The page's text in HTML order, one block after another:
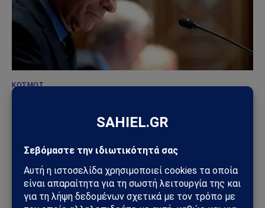
ΚΌΣΜΟΣ
υπόθεσή του – Τι πραγματικά συμβαίνει στις ΗΠΑ